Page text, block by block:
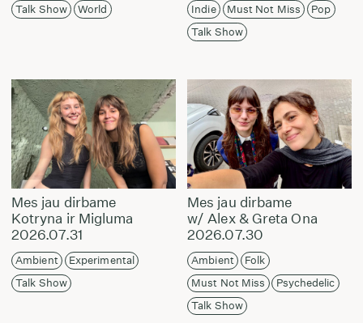
Talk Show World Indie Must Not Miss
Pop
Talk Show
Mes jau dirbame
Kotryna ir Migluma
2026.07.31
Ambient
Experimental
Talk Show
Mes jau dirbame
w/ Alex & Greta Ona
2026.07.30
Ambient
Folk
Must Not Miss
Psychedelic
Talk Show